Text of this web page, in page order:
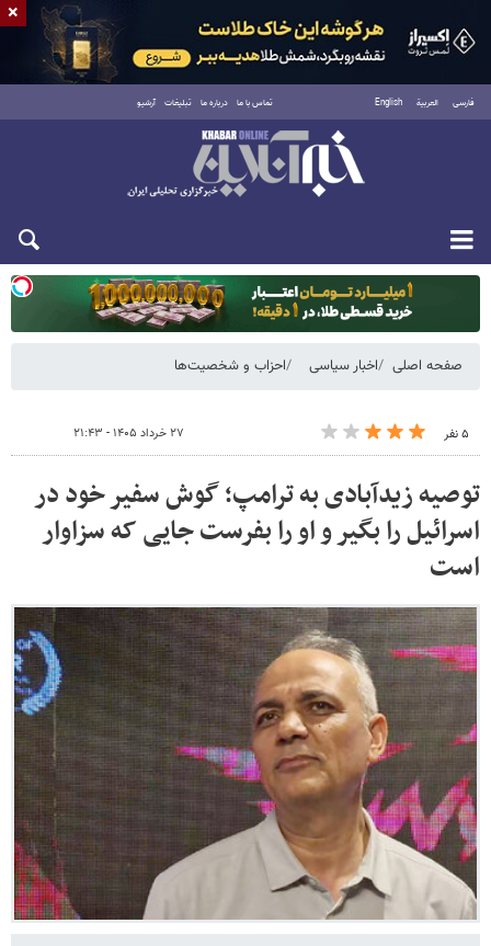
فارسی العربية English تماس با ما درباره ما تبلیغات آرشیو
یکشنبه ۱۸ مرداد ۱۴۰۵
صفحه اصلی اخبار سیاسی احزاب و شخصیت‌ها
۵ نفر ۲۷ خرداد ۱۴۰۵ - ۲۱:۴۳
توصیه زیدآبادی به ترامپ؛ گوش سفیر خود در
اسرائیل را بگیر و او را بفرست جایی که سزاوار
است
×